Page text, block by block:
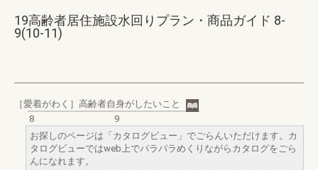
19高齢者居住施設水回りプラン・商品ガイド 8-
9(10-11)
［愛着がわく］高齢者自身がしたいこと
8
9
お探しのページは「カタログビュー」でごらんいただけます。カ
タログビューではweb上でパラパラめくりながらカタログをごら
んになれます。